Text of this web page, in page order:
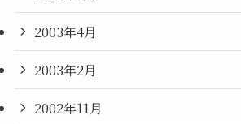
2003年4月
2003年2月
2002年11月